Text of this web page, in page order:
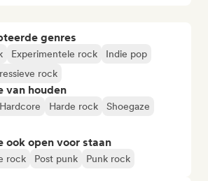
genres
Experimentele rock
Indie pop
rock
van houden
Hardcore Harde rock
Shoegaze
ook open voor staan
rock Post punk Punk rock